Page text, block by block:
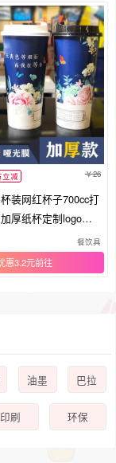
立减 26
装网红杯子700cc打
厚纸杯定制logo带
餐饮具
惠3.2元
油墨 巴拉
印刷 环保